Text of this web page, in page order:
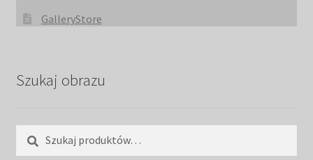
GalleryStore
Szukaj obrazu
Szukaj:
Szukaj